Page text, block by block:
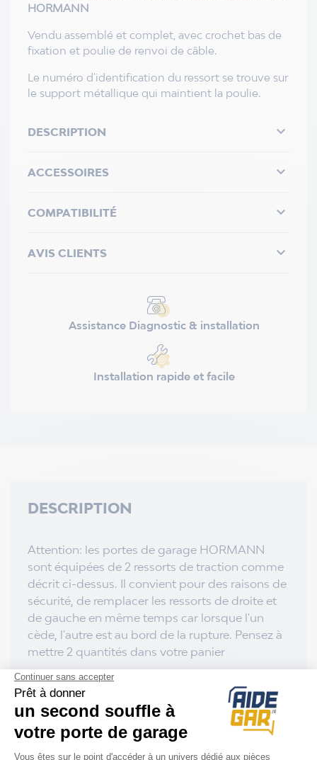
HORMANN
Vendu assemblé et complet, avec crochet bas de
fixation et poulie de renvoi de câble.
Le numéro d'identification du ressort se trouve sur
le support métallique qui maintient la poulie.
DESCRIPTION 
ACCESSOIRES 
COMPATIBILITÉ 
AVIS CLIENTS 
Assistance Diagnostic & installation
Installation rapide et facile
DESCRIPTION
Attention: les portes de garage HORMANN
sont équipées de 2 ressorts de traction comme
décrit ci-dessus. Il convient pour des raisons de
sécurité, de remplacer les ressorts de droite et
de gauche en même temps car lorsque l'un
cède, l'autre est au bord de la rupture. Pensez à
mettre 2 quantités dans votre panier